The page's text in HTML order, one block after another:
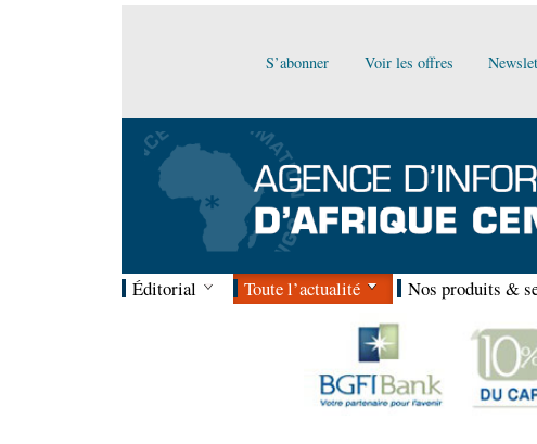
S’abonner Voir les offres
Éditorial Toute l’actualité Nos produits &